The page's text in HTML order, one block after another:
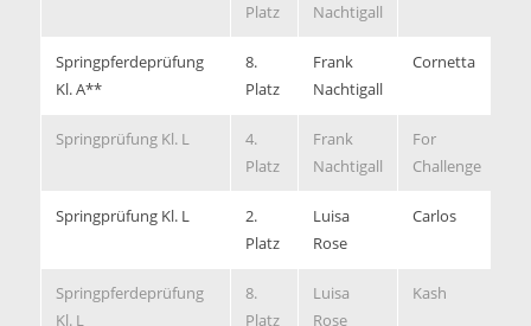
Platz
Nachtigall
Springpferdeprüfung
Kl. A**
8.
Platz
Frank
Nachtigall
Cornetta
Springprüfung Kl. L
4.
Platz
Frank
Nachtigall
For
Challenge
Springprüfung Kl. L
2.
Platz
Luisa
Rose
Carlos
Springpferdeprüfung
Kl. L
8.
Platz
Luisa
Rose
Kash